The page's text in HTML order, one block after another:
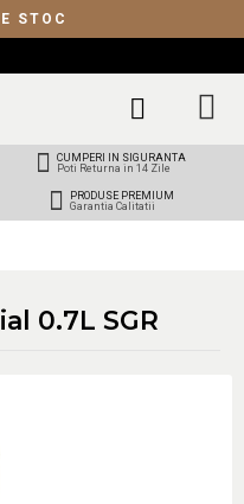
STOC
CUMPERI IN SIGURANTA
Poti Returna in 14 Zile
PRODUSE PREMIUM
Garantia Calitatii
0.7L SGR